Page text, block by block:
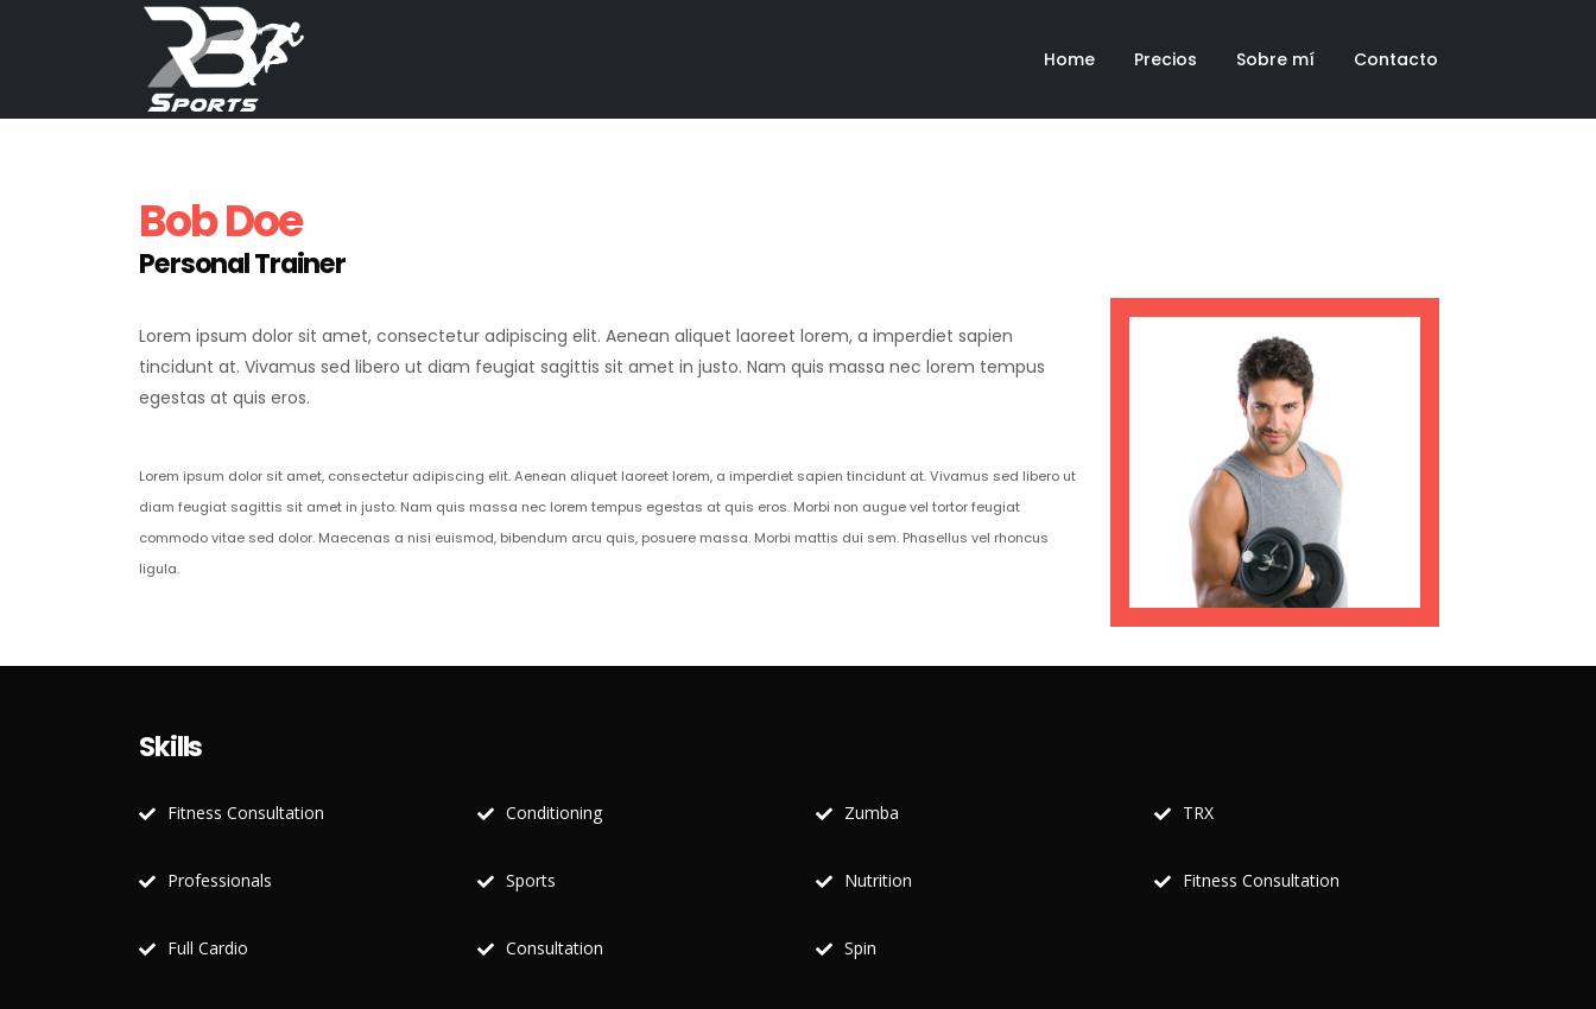
Home Precios Sobre mí Contacto
Bob Doe
Personal Trainer
Lorem ipsum dolor sit amet, consectetur adipiscing elit. Aenean aliquet laoreet lorem, a imperdiet sapien
tincidunt at. Vivamus sed libero ut diam feugiat sagittis sit amet in justo. Nam quis massa nec lorem tempus
egestas at quis eros.
Lorem ipsum dolor sit amet, consectetur adipiscing elit. Aenean aliquet laoreet lorem, a imperdiet sapien tincidunt at. Vivamus sed libero ut
diam feugiat sagittis sit amet in justo. Nam quis massa nec lorem tempus egestas at quis eros. Morbi non augue vel tortor feugiat
commodo vitae sed dolor. Maecenas a nisi euismod, bibendum arcu quis, posuere massa. Morbi mattis dui sem. Phasellus vel rhoncus
ligula.
Skills
Fitness Consultation
Professionals
Full Cardio
Conditioning
Sports
Consultation
Zumba
Nutrition
Spin
TRX
Fitness Consultation